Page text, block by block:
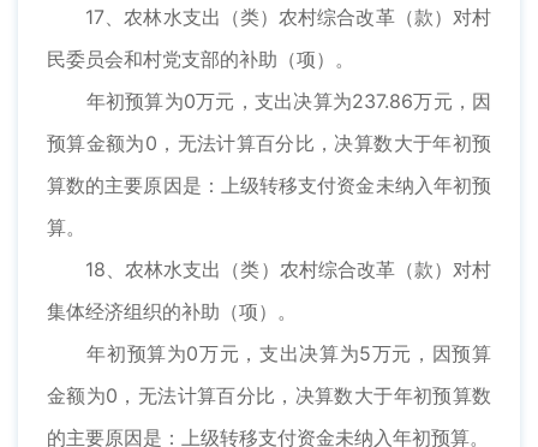
17、农林水支出（类）农村综合改革（款）对村
民委员会和村党支部的补助（项）。
年初预算为0万元，支出决算为237.86万元，因
预算金额为0，无法计算百分比，决算数大于年初预
算数的主要原因是：上级转移支付资金未纳入年初预
算。
18、农林水支出（类）农村综合改革（款）对村
集体经济组织的补助（项）。
年初预算为0万元，支出决算为5万元，因预算
金额为0，无法计算百分比，决算数大于年初预算数
的主要原因是：上级转移支付资金未纳入年初预算。